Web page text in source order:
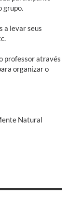
grupo.
a levar seus
professor através
organizar o
Natural